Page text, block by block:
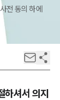
전 동의 하에
하셔서 의지